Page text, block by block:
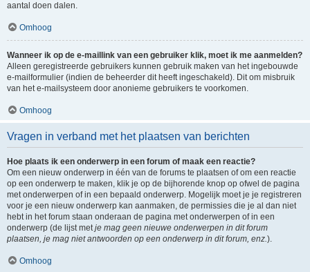
aantal doen dalen.
Omhoog
Wanneer ik op de e-maillink van een gebruiker klik, moet ik me aanmelden?
Alleen geregistreerde gebruikers kunnen gebruik maken van het ingebouwde
e-mailformulier (indien de beheerder dit heeft ingeschakeld). Dit om misbruik
van het e-mailsysteem door anonieme gebruikers te voorkomen.
Omhoog
Vragen in verband met het plaatsen van berichten
Hoe plaats ik een onderwerp in een forum of maak een reactie?
Om een nieuw onderwerp in één van de forums te plaatsen of om een reactie
op een onderwerp te maken, klik je op de bijhorende knop op ofwel de pagina
met onderwerpen of in een bepaald onderwerp. Mogelijk moet je je registreren
voor je een nieuw onderwerp kan aanmaken, de permissies die je al dan niet
hebt in het forum staan onderaan de pagina met onderwerpen of in een
onderwerp (de lijst metje mag geen nieuwe onderwerpen in dit forum
plaatsen, je mag niet antwoorden op een onderwerp in dit forum, enz.).
Omhoog